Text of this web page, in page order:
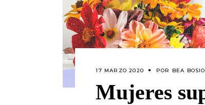
17 MARZO 2020 POR BEA BOSIO
Mujeres